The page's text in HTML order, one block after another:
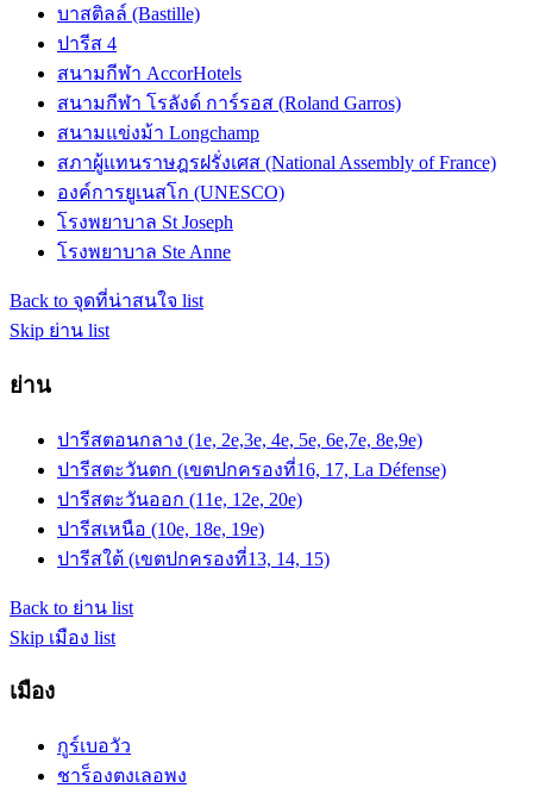
บาสติลล์ (Bastille)
ปารีส 4
สนามกีฬา AccorHotels
สนามกีฬา โรลังด์ การ์รอส (Roland Garros)
สนามแข่งม้า Longchamp
สภาผู้แทนราษฎรฝรั่งเศส (National Assembly of France)
องค์การยูเนสโก (UNESCO)
โรงพยาบาล St Joseph
โรงพยาบาล Ste Anne
Back to จุดที่น่าสนใจ list
Skip ย่าน list
ย่าน
ปารีสตอนกลาง (1e, 2e,3e, 4e, 5e, 6e,7e, 8e,9e)
ปารีสตะวันตก (เขตปกครองที่16, 17, La Défense)
ปารีสตะวันออก (11e, 12e, 20e)
ปารีสเหนือ (10e, 18e, 19e)
ปารีสใต้ (เขตปกครองที่13, 14, 15)
Back to ย่าน list
Skip เมือง list
เมือง
กูร์เบอวัว
ชาร็องตงเลอพง